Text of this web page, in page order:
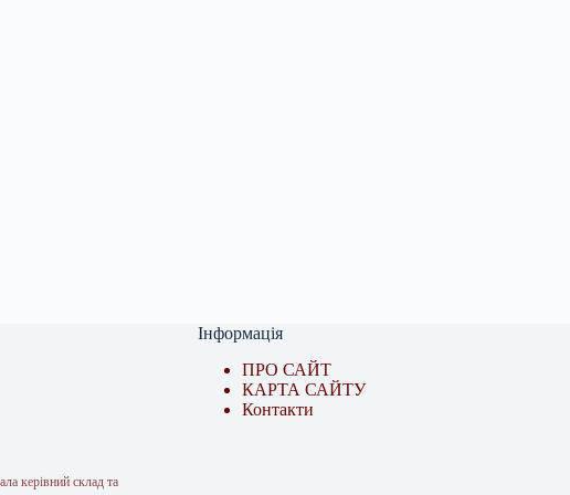
керівний склад та
Інформація
ПРО САЙТ
КАРТА САЙТУ
Контакти